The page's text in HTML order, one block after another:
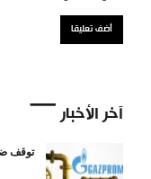
آخر الأخبار
توقف